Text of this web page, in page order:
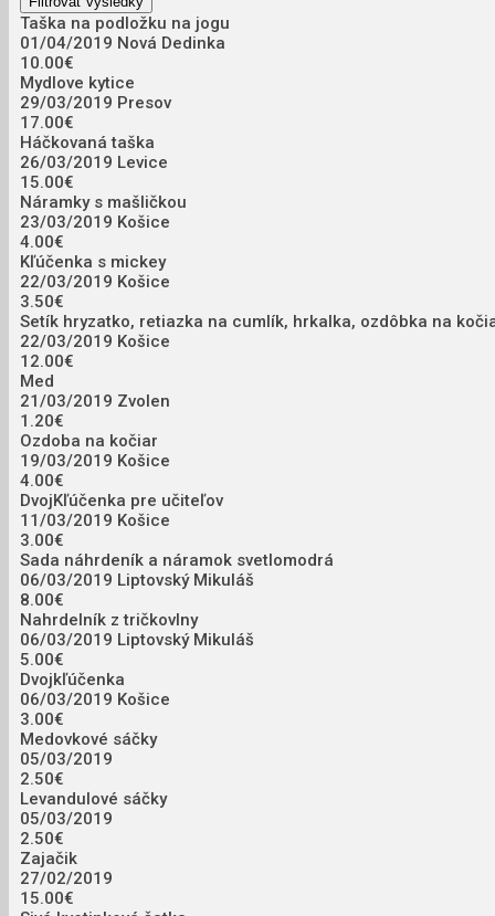
Taška na podložku na jogu
01/04/2019 Nová Dedinka
10.00€
Mydlove kytice
29/03/2019 Presov
17.00€
Háčkovaná taška
26/03/2019 Levice
15.00€
Náramky s mašličkou
23/03/2019 Košice
4.00€
Kľúčenka s mickey
22/03/2019 Košice
3.50€
Setík hryzatko, retiazka na cumlík, hrkalka, ozdôbka na
22/03/2019 Košice
12.00€
Med
21/03/2019 Zvolen
1.20€
Ozdoba na kočiar
19/03/2019 Košice
4.00€
DvojKľúčenka pre učiteľov
11/03/2019 Košice
3.00€
Sada náhrdeník a náramok svetlomodrá
06/03/2019 Liptovský Mikuláš
8.00€
Nahrdelník z tričkovlny
06/03/2019 Liptovský Mikuláš
5.00€
Dvojkľúčenka
06/03/2019 Košice
3.00€
Medovkové sáčky
05/03/2019
2.50€
Levandulové sáčky
05/03/2019
2.50€
Zajačik
27/02/2019
15.00€